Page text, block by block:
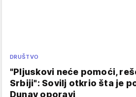
DRUŠTVO
"Pljuskovi neće pomoći,
Srbiji": Sovilj otkrio šta je
Dunav oporavi